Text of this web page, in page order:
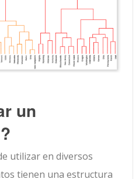
un
utilizar en diversos
tienen una estructura